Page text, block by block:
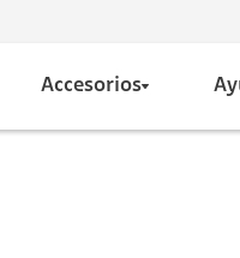
Accesorios